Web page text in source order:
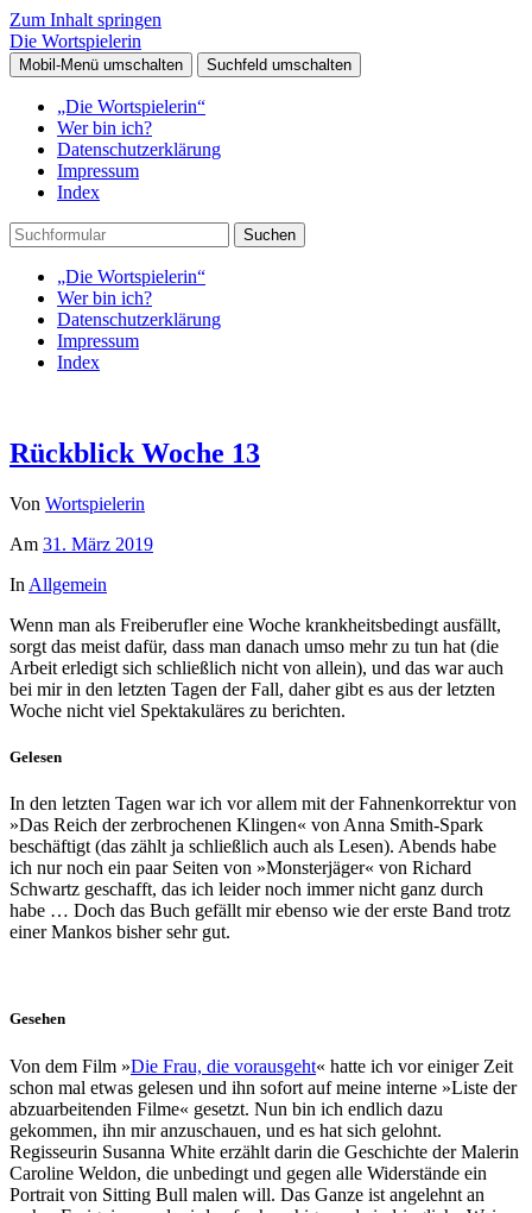
Zum Inhalt springen
Die Wortspielerin
Mobil-Menü umschalten Suchfeld umschalten
„Die Wortspielerin“
Wer bin ich?
Datenschutzerklärung
Impressum
Index
Suchen
„Die Wortspielerin“
Wer bin ich?
Datenschutzerklärung
Impressum
Index
Rückblick Woche 13
Von Wortspielerin
Am 31. März 2019
In Allgemein
Wenn man als Freiberufler eine Woche krankheitsbedingt ausfällt,
sorgt das meist dafür, dass man danach umso mehr zu tun hat (die
Arbeit erledigt sich schließlich nicht von allein), und das war auch
bei mir in den letzten Tagen der Fall, daher gibt es aus der letzten
Woche nicht viel Spektakuläres zu berichten.
Gelesen
In den letzten Tagen war ich vor allem mit der Fahnenkorrektur von
»Das Reich der zerbrochenen Klingen« von Anna Smith-Spark
beschäftigt (das zählt ja schließlich auch als Lesen). Abends habe
ich nur noch ein paar Seiten von »Monsterjäger« von Richard
Schwartz geschafft, das ich leider noch immer nicht ganz durch
habe … Doch das Buch gefällt mir ebenso wie der erste Band trotz
einer Mankos bisher sehr gut.
Gesehen
Von dem Film »Die Frau, die vorausgeht« hatte ich vor einiger Zeit
schon mal etwas gelesen und ihn sofort auf meine interne »Liste der
abzuarbeitenden Filme« gesetzt. Nun bin ich endlich dazu
gekommen, ihn mir anzuschauen, und es hat sich gelohnt.
Regisseurin Susanna White erzählt darin die Geschichte der Malerin
Caroline Weldon, die unbedingt und gegen alle Widerstände ein
Portrait von Sitting Bull malen will. Das Ganze ist angelehnt an